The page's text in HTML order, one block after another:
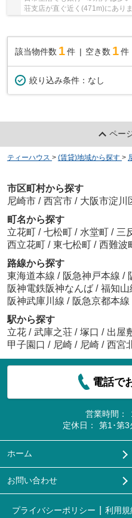
荘支店が直ぐ近く(471m)にあり
該当物件数 1件 空き数 1 件
絞り込み条件： なし
ペー
ティーハウス > (賃貸)地域から探す >
市区町村から探す
尼崎市 / 西宮市 / 大阪市淀川
町名から探す
立花町 / 七松町 / 水堂町 / 三
西立花町 / 東七松町 / 西難波
路線から探す
東海道本線 / 阪急神戸本線 /
阪神電鉄阪神なんば / 福知山
阪神武庫川線 / 阪急京都本線
駅から探す
立花 / 武庫之荘 / 塚口 / 出屋
甲子園口 / 尼崎 / 尼崎 / 西宮
電話で
営業時間：
定休日：
第1･第
ホーム
お問い合わせ
プライバシーポリシー 利用規